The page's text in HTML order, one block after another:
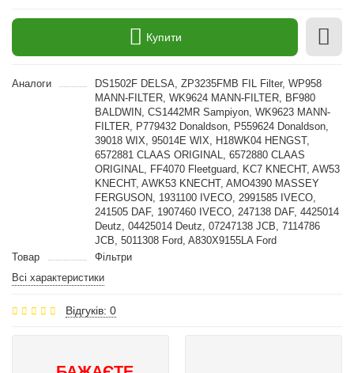
Купити
Аналоги
DS1502F DELSA, ZP3235FMB FIL Filter, WP958
MANN-FILTER, WK9624 MANN-FILTER, BF980
BALDWIN, CS1442MR Sampiyon, WK9623 MANN-
FILTER, P779432 Donaldson, P559624 Donaldson,
39018 WIX, 95014E WIX, Н18WK04 HENGST,
6572881 CLAAS ORIGINAL, 6572880 CLAAS
ORIGINAL, FF4070 Fleetguard, KC7 KNECHT, AW53
KNECHT, AWK53 KNECHT, AMO4390 MASSEY
FERGUSON, 1931100 IVECO, 2991585 IVECO,
241505 DAF, 1907460 IVECO, 247138 DAF, 4425014
Deutz, 04425014 Deutz, 07247138 JCB, 7114786
JCB, 5011308 Ford, A830X9155LA Ford
Товар
Фільтри
Всі характеристики
Відгуків: 0